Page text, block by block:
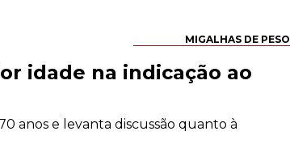
MIGALHAS DE PESO
idade na indicação ao
anos e levanta discussão quanto à